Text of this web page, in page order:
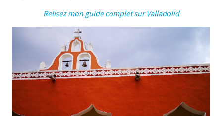
Relisez mon guide complet sur Valladolid